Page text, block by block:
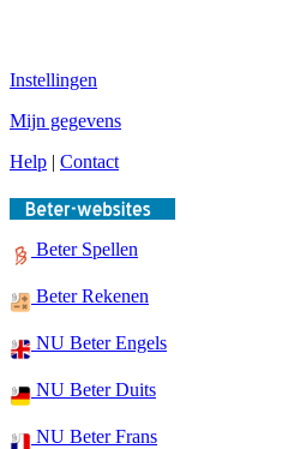
Instellingen
Mijn gegevens
Help | Contact
Beter Spellen
Beter Rekenen
NU Beter Engels
NU Beter Duits
NU Beter Frans